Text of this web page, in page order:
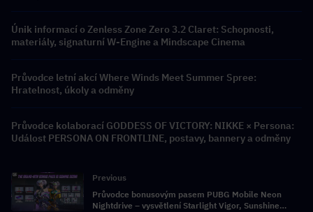
Únik informací o Zenless Zone Zero 3.2 Claret: Schopnosti,
materiály, signaturní W-Engine a Mindscape Cinema
Průvodce letní akcí Where Winds Meet Summer Spree:
Hratelnost, úkoly a odměny
Průvodce kolaborací GODDESS OF VICTORY: NIKKE × Persona:
Událost PERSONA ON FRONTLINE, postavy, bannery a odměny
Previous
Průvodce bonusovým pasem PUBG Mobile Neon
Nightdrive – vysvětlení Starlight Vigor, Sunshine